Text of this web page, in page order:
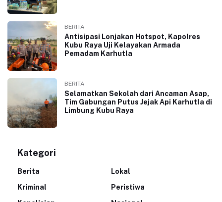
BERITA
Antisipasi Lonjakan Hotspot, Kapolres
Kubu Raya Uji Kelayakan Armada
Pemadam Karhutla
BERITA
Selamatkan Sekolah dari Ancaman Asap,
Tim Gabungan Putus Jejak Api Karhutla di
Limbung Kubu Raya
Kategori
Berita
Lokal
Kriminal
Peristiwa